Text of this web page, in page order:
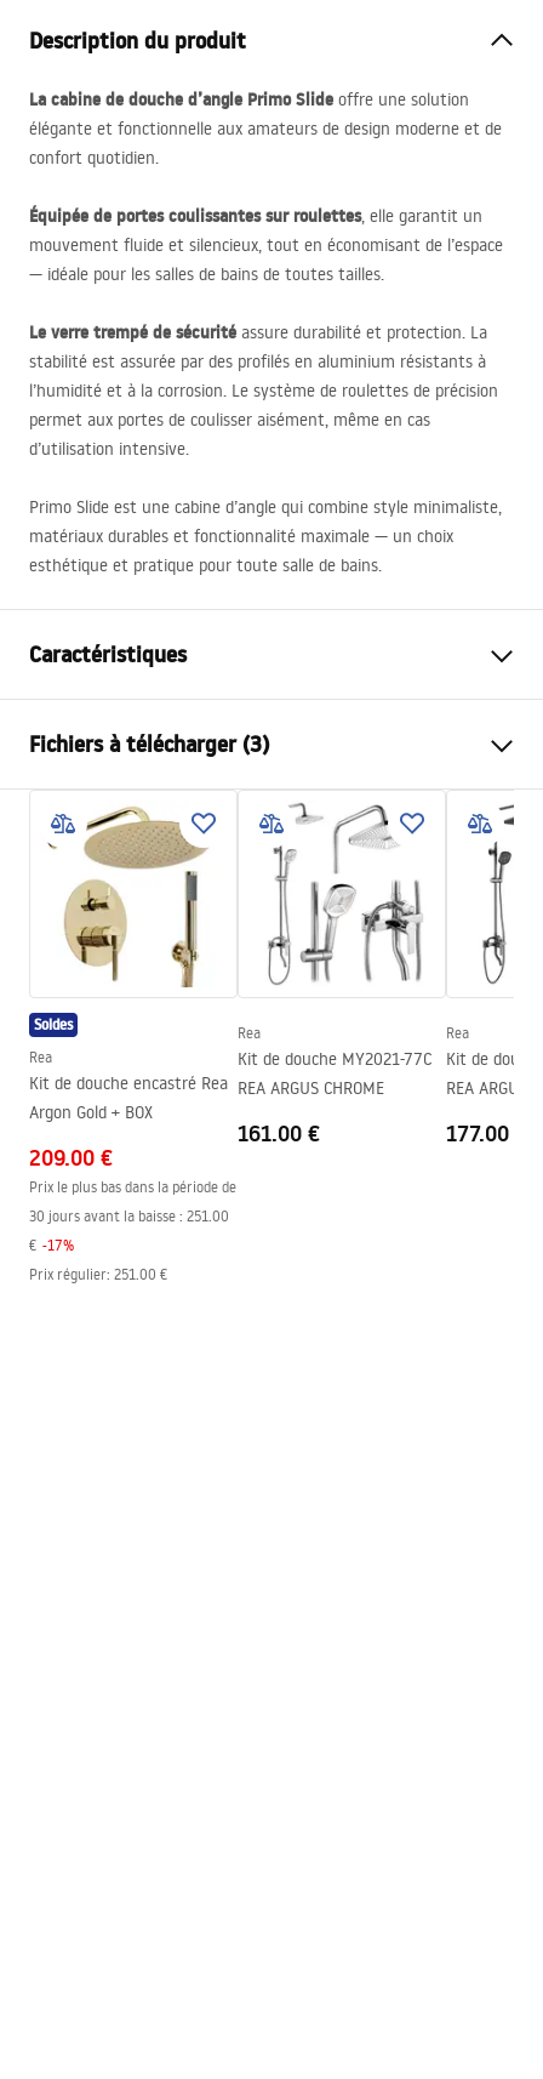
Description du produit
La cabine de douche d’angle Primo Slide offre une solution
élégante et fonctionnelle aux amateurs de design moderne et de
confort quotidien.
Équipée de portes coulissantes sur roulettes, elle garantit un
mouvement fluide et silencieux, tout en économisant de l’espace
— idéale pour les salles de bains de toutes tailles.
Le verre trempé de sécurité assure durabilité et protection. La
stabilité est assurée par des profilés en aluminium résistants à
l’humidité et à la corrosion. Le système de roulettes de précision
permet aux portes de coulisser aisément, même en cas
d’utilisation intensive.
Primo Slide est une cabine d’angle qui combine style minimaliste,
matériaux durables et fonctionnalité maximale — un choix
esthétique et pratique pour toute salle de bains.
Caractéristiques
Couleur du robinet
Type de cabine de douche
d'angle
Couleur du verre
Transparent 4mm
Mode d'ouverture
coulissant(e)
Seria
Primo
Montage
Sur le receveur ou plancher
Hauteur (mm)
1900 mm
Direction de la cabine
Garantie
24 mois
Couche Easy Clean
Fichiers à télécharger (3)
Warunki bezpieczeństwa
WARUNKI BEZPIECZENSTWA KABINY DRZWI
PARAWANY.pdf
Instrukcja montażu
Kabina Primo Slide.pdf
Dessin technique
PRIMO SLIDE WITH SIDE PANEL.pdf
Soldes
Rea
Kit de douche encastré Rea
Argon Gold + BOX
209.00 €
Prix le plus bas dans la période de
30 jours avant la baisse : 251.00
€ -17%
Prix régulier: 251.00 €
Rea
Kit de douche MY2021-77C
REA ARGUS CHROME
161.00 €
Rea
Kit de
REA ARGUS
177.00 €